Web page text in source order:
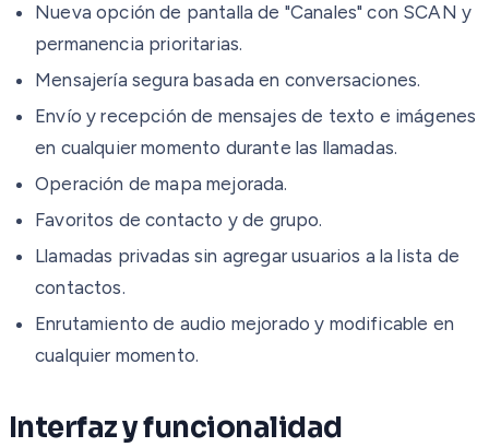
Nueva opción de pantalla de "Canales" con SCAN y
permanencia prioritarias.
Mensajería segura basada en conversaciones.
Envío y recepción de mensajes de texto e imágenes
en cualquier momento durante las llamadas.
Operación de mapa mejorada.
Favoritos de contacto y de grupo.
Llamadas privadas sin agregar usuarios a la lista de
contactos.
Enrutamiento de audio mejorado y modificable en
cualquier momento.
Interfaz y funcionalidad